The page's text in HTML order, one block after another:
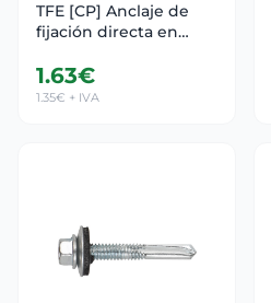
TFE [CP] Anclaje de
fijación directa en
recubrimiento
zincado. Homologado
1.63€
1.35€ + IVA